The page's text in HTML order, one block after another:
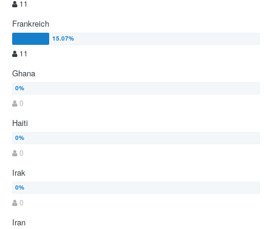
11
Frankreich
11
Ghana
0
Haiti
0
Irak
0
Iran